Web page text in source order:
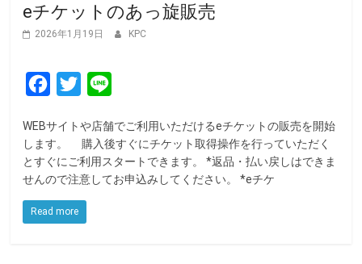
eチケットのあっ旋販売
2026年1月19日 KPC
c
e
b
o
o
T
i
t
t
e
r
n
e
WEBサイトや店舗でご利用いただけるeチケットの販売を開始
します。 購入後すぐにチケット取得操作を行っていただく
とすぐにご利用スタートできます。 *返品・払い戻しはできま
せんので注意してお申込みしてください。 *eチケ
Read more